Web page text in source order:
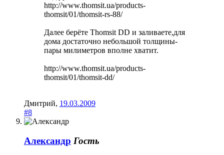
http://www.thomsit.ua/products-
thomsit/01/thomsit-rs-88/
Далее берёте Thomsit DD и заливаете,для
дома достаточно небольшой толщины-
пары милиметров вполне хватит.
http://www.thomsit.ua/products-
thomsit/01/thomsit-dd/
Дмитрий, 19.03.2009
#8
Александр Гость